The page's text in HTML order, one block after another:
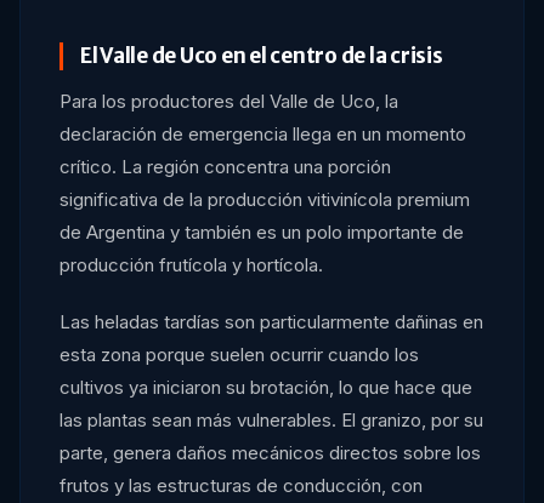
El Valle de Uco en el centro de la crisis
Para los productores del Valle de Uco, la
declaración de emergencia llega en un momento
crítico. La región concentra una porción
significativa de la producción vitivinícola premium
de Argentina y también es un polo importante de
producción frutícola y hortícola.
Las heladas tardías son particularmente dañinas en
esta zona porque suelen ocurrir cuando los
cultivos ya iniciaron su brotación, lo que hace que
las plantas sean más vulnerables. El granizo, por su
parte, genera daños mecánicos directos sobre los
frutos y las estructuras de conducción, con